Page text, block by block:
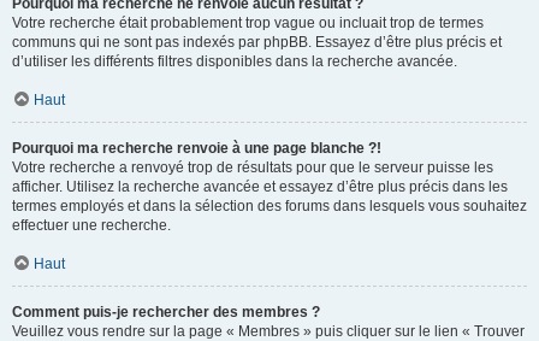
Pourquoi ma recherche ne renvoie aucun résultat ?
Votre recherche était probablement trop vague ou incluait trop de termes
communs qui ne sont pas indexés par phpBB. Essayez d’être plus précis et
d’utiliser les différents filtres disponibles dans la recherche avancée.
Haut
Pourquoi ma recherche renvoie à une page blanche ?!
Votre recherche a renvoyé trop de résultats pour que le serveur puisse les
afficher. Utilisez la recherche avancée et essayez d’être plus précis dans les
termes employés et dans la sélection des forums dans lesquels vous souhaitez
effectuer une recherche.
Haut
Comment puis-je rechercher des membres ?
Veuillez vous rendre sur la page « Membres » puis cliquer sur le lien « Trouver